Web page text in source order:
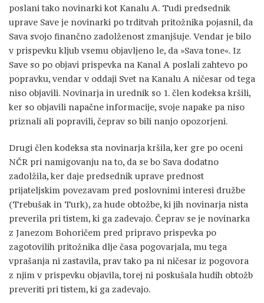
poslani tako novinarki kot Kanalu A. Tudi predsednik
uprave Save je novinarki po trditvah pritožnika pojasnil, da
Sava svojo finančno zadolženost zmanjšuje. Vendar je bilo
v prispevku kljub vsemu objavljeno le, da »Sava tone«. Iz
Save so po objavi prispevka na Kanal A poslali zahtevo po
popravku, vendar v oddaji Svet na Kanalu A ničesar od tega
niso objavili. Novinarja in urednik so 1. člen kodeksa kršili,
ker so objavili napačne informacije, svoje napake pa niso
priznali ali popravili, čeprav so bili nanjo opozorjeni.
Drugi člen kodeksa sta novinarja kršila, ker gre po oceni
NČR pri namigovanju na to, da se bo Sava dodatno
zadolžila, ker daje predsednik uprave prednost
prijateljskim povezavam pred poslovnimi interesi družbe
(Trebušak in Turk), za hude obtožbe, ki jih novinarja nista
preverila pri tistem, ki ga zadevajo. Čeprav se je novinarka
z Janezom Bohoričem pred pripravo prispevka po
zagotovilih pritožnika dlje časa pogovarjala, mu tega
vprašanja ni zastavila, prav tako pa ni ničesar iz pogovora
z njim v prispevku objavila, torej ni poskušala hudih obtožb
preveriti pri tistem, ki ga zadevajo.